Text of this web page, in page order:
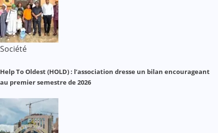
Société
Help To Oldest (HOLD) : l’association dresse un bilan encourageant
au premier semestre de 2026